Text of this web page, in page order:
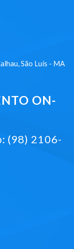
São Luís - MA
ON-
(98) 2106-